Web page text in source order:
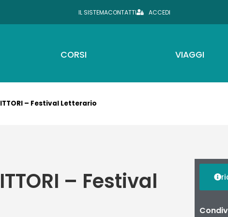
IL SISTEMACONTATTI ACCEDI
CORSI VIAGGI
– Festival Letterario
– Festival